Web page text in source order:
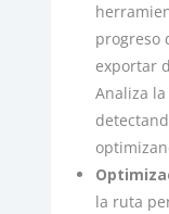
progreso
exportar
Analiza
la ruta